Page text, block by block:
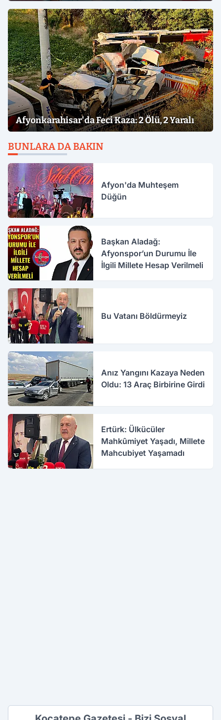
Afyonkarahisar'da Feci Kaza: 2 Ölü, 2 Yaralı
BUNLARA DA BAKIN
Afyon'da Muhteşem
Düğün
Başkan Aladağ:
Afyonspor’un Durumu İle
İlgili Millete Hesap Verilmeli
Bu Vatanı Böldürmeyiz
Anız Yangını Kazaya Neden
Oldu: 13 Araç Birbirine Girdi
Ertürk: Ülkücüler
Mahkûmiyet Yaşadı, Millete
Mahcubiyet Yaşamadı